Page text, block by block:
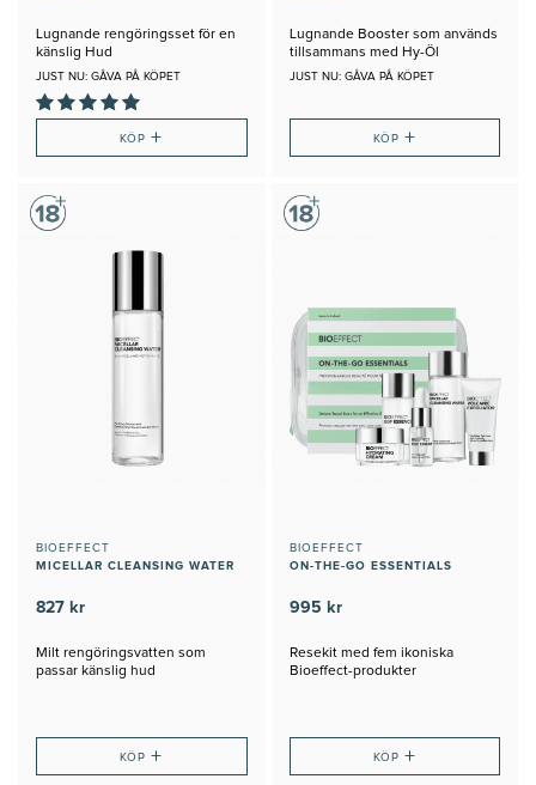
Lugnande rengöringsset för en
känslig Hud
JUST NU: GÅVA PÅ KÖPET
KÖP+
Lugnande Booster som används
tillsammans med Hy-Öl
JUST NU: GÅVA PÅ KÖPET
KÖP +
BIOEFFECT
MICELLAR CLEANSING WATER
827 kr
Milt rengöringsvatten som
passar känslig hud
KÖP+
BIOEFFECT
ON-THE-GO ESSENTIALS
995 kr
Resekit med fem ikoniska
Bioeffect-produkter
KÖP +